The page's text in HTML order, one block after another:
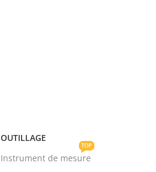
OUTILLAGE
Instrument de mesure
TOP